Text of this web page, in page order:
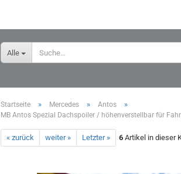
Alle
Startseite » Mercedes » Antos »
MB Antos Spezial Dachspoiler / höhenverstellbar für
« zurück weiter » Letzter » 6Artikel in dieser